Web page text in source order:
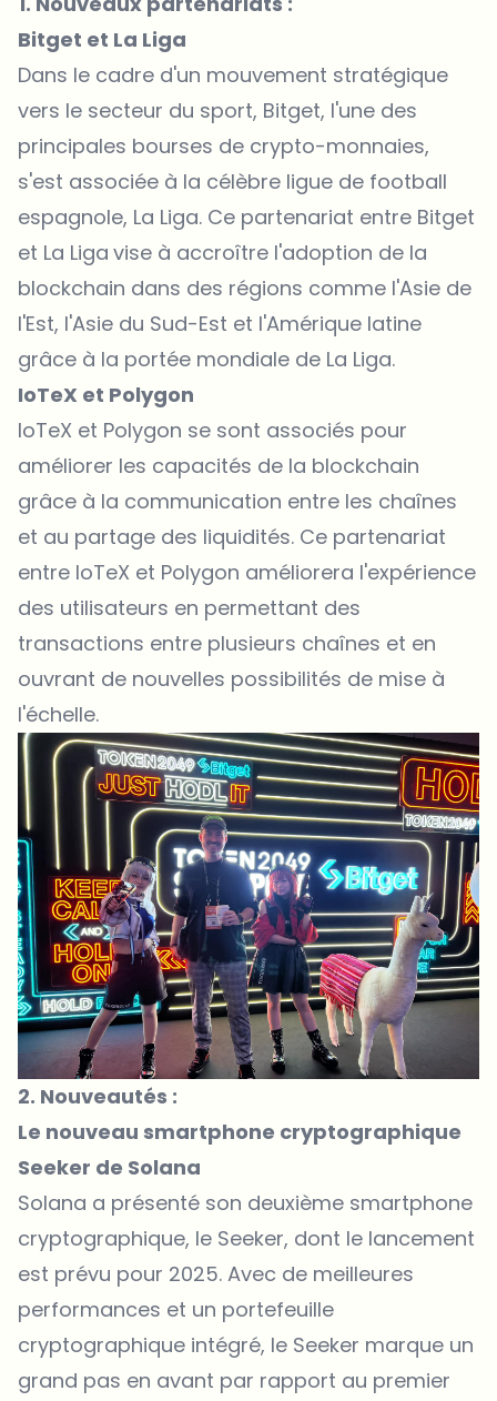
Bitget et La Liga
Dans le cadre d'un mouvement stratégique
vers le secteur du sport, Bitget, l'une des
principales bourses de crypto-monnaies,
s'est associée à la célèbre ligue de football
espagnole, La Liga. Ce partenariat entre Bitget
et La Liga vise à accroître l'adoption de la
blockchain dans des régions comme l'Asie de
l'Est, l'Asie du Sud-Est et l'Amérique latine
grâce à la portée mondiale de La Liga.
IoTeX et Polygon
IoTeX et Polygon se sont associés pour
améliorer les capacités de la blockchain
grâce à la communication entre les chaînes
et au partage des liquidités. Ce partenariat
entre IoTeX et Polygon améliorera l'expérience
des utilisateurs en permettant des
transactions entre plusieurs chaînes et en
ouvrant de nouvelles possibilités de mise à
l'échelle.
2. Nouveautés :
Le nouveau smartphone cryptographique
Seeker de Solana
Solana a présenté son deuxième smartphone
cryptographique, le Seeker, dont le lancement
est prévu pour 2025. Avec de meilleures
performances et un portefeuille
cryptographique intégré, le Seeker marque un
grand pas en avant par rapport au premier